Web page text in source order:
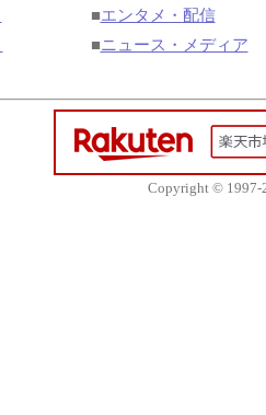
■エンタメ・配信
■ニュース・メディア
Copyright © 1997-